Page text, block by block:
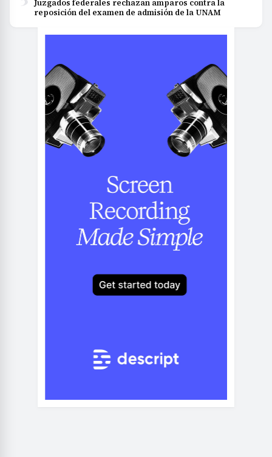
Juzgados federales rechazan amparos contra la
reposición del examen de admisión de la UNAM